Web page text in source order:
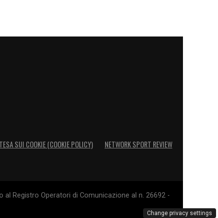
SUI COOKIE (COOKIE POLICY) NETWORK SPORT REVIEW
Registro Operatori di Comunicazione al n. 26692 -
Change privacy settings